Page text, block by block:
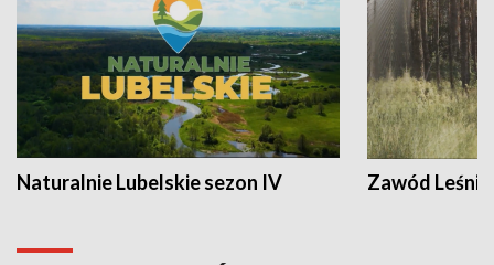
Naturalnie Lubelskie sezon IV Zawód Leśnik